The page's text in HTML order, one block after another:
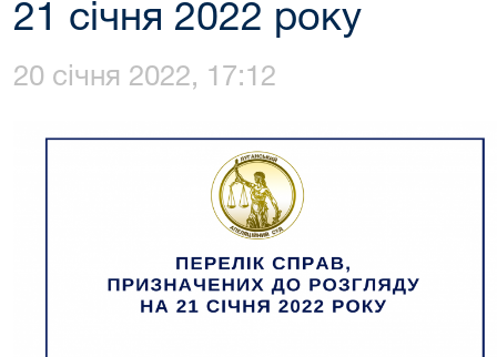
21 січня 2022 року
20 січня 2022, 17:12